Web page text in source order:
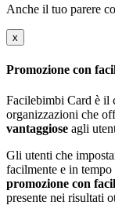
Anche il tuo parere
x
Promozione con
Facilebimbi Card è il
organizzazioni che
vantaggiose agli
Gli utenti che
facilmente e in tempo
promozione con
presente nei risultati